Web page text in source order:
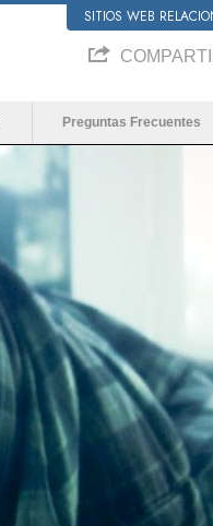
SITIOS WEB
Preguntas Frecuentes